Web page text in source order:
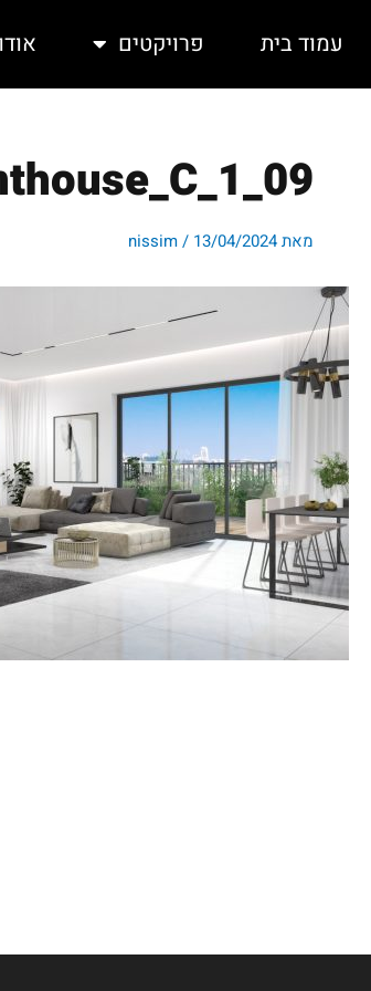
לתוכןעמוד בית פרויקטים
מאת nissim/ 13/04/2024